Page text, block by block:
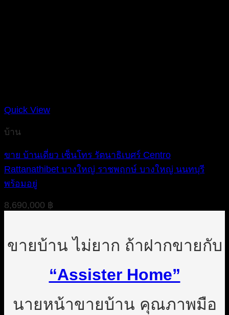
Quick View
บ้าน
ขาย บ้านเดี่ยว เซ็นโทร รัตนาธิเบศร์ Centro
Rattanathibet บางใหญ่ ราชพฤกษ์ บางใหญ่ นนทบุรี
พร้อมอยู่
8,690,000 ฿
ขายบ้าน ไม่ยาก ถ้าฝากขายกับ
“Assister Home”
นายหน้าขายบ้าน คุณภาพมือ